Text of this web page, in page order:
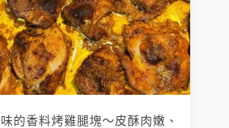
的香料烤雞腿塊～皮酥肉嫩、